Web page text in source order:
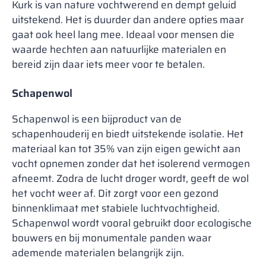
Kurk is van nature vochtwerend en dempt geluid
uitstekend. Het is duurder dan andere opties maar
gaat ook heel lang mee. Ideaal voor mensen die
waarde hechten aan natuurlijke materialen en
bereid zijn daar iets meer voor te betalen.
Schapenwol
Schapenwol is een bijproduct van de
schapenhouderij en biedt uitstekende isolatie. Het
materiaal kan tot 35% van zijn eigen gewicht aan
vocht opnemen zonder dat het isolerend vermogen
afneemt. Zodra de lucht droger wordt, geeft de wol
het vocht weer af. Dit zorgt voor een gezond
binnenklimaat met stabiele luchtvochtigheid.
Schapenwol wordt vooral gebruikt door ecologische
bouwers en bij monumentale panden waar
ademende materialen belangrijk zijn.